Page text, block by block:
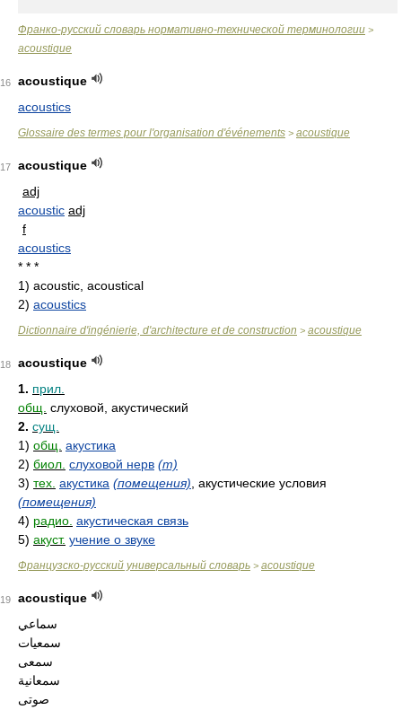
Франко-русский словарь нормативно-технической терминологии >
acoustique
16
acoustique
acoustics
Glossaire des termes pour l'organisation d'événements > acoustique
17
acoustique
adj
acoustic adj
f
acoustics
* * *
1) acoustic, acoustical
2) acoustics
Dictionnaire d'ingénierie, d'architecture et de construction > acoustique
18
acoustique
1. прил.
общ. слуховой, акустический
2. сущ.
1) общ. акустика
2) биол. слуховой нерв (m)
3) тех. акустика (помещения) , акустические условия
(помещения)
4) радио. акустическая связь
5) акуст. учение о звуке
Французско-русский универсальный словарь > acoustique
19
acoustique
سماعي
سمعيات
سمعى
سمعانية
صوتى